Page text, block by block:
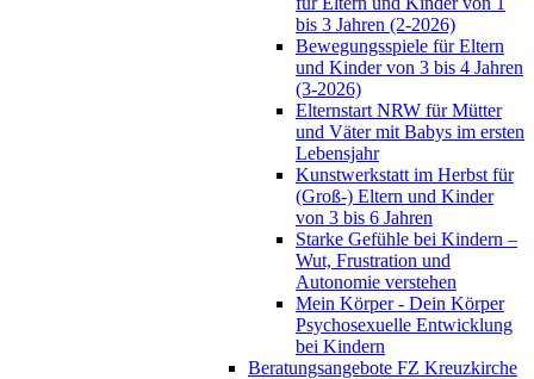
bis 3 Jahren (2-2026)
Bewegungsspiele für Eltern
und Kinder von 3 bis 4 Jahren
(3-2026)
Elternstart NRW für Mütter
und Väter mit Babys im ersten
Lebensjahr
Kunstwerkstatt im Herbst für
(Groß-) Eltern und Kinder
von 3 bis 6 Jahren
Starke Gefühle bei Kindern –
Wut, Frustration und
Autonomie verstehen
Mein Körper - Dein Körper
Psychosexuelle Entwicklung
bei Kindern
Beratungsangebote FZ Kreuzkirche